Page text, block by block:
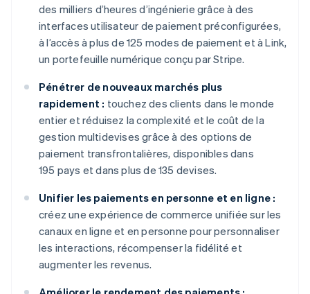
des milliers d’heures d’ingénierie grâce à des
interfaces utilisateur de paiement préconfigurées,
à l’accès à plus de 125 modes de paiement et à Link,
un portefeuille numérique conçu par Stripe.
Pénétrer de nouveaux marchés plus
rapidement : touchez des clients dans le monde
entier et réduisez la complexité et le coût de la
gestion multidevises grâce à des options de
paiement transfrontalières, disponibles dans
195 pays et dans plus de 135 devises.
Unifier les paiements en personne et en ligne :
créez une expérience de commerce unifiée sur les
canaux en ligne et en personne pour personnaliser
les interactions, récompenser la fidélité et
augmenter les revenus.